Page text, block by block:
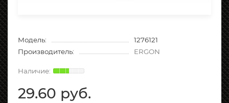
Модель:
1276121
Производитель:
ERGON
29.60 руб.